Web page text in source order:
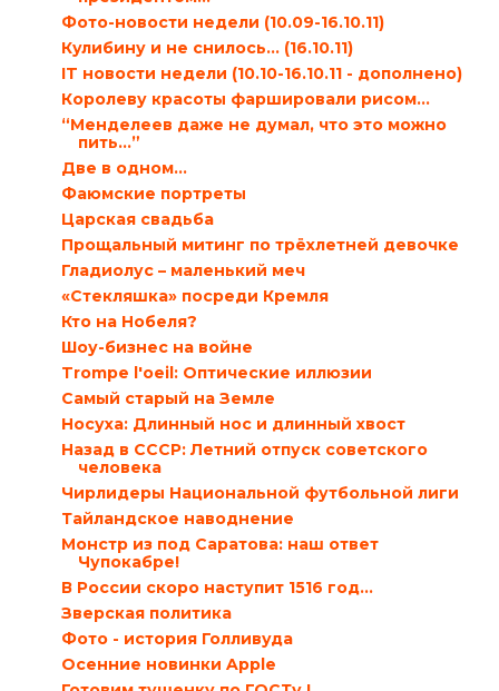
Фото-новости недели (10.09-16.10.11)
Кулибину и не снилось… (16.10.11)
IT новости недели (10.10-16.10.11 - дополнено)
Королеву красоты фаршировали рисом…
“Менделеев даже не думал, что это можно
пить…”
Две в одном…
Фаюмские портреты
Царская свадьба
Прощальный митинг по трёхлетней девочке
Гладиолус – маленький меч
«Стекляшка» посреди Кремля
Кто на Нобеля?
Шоу-бизнес на войне
Trompe l'oeil: Оптические иллюзии
Самый старый на Земле
Носуха: Длинный нос и длинный хвост
Назад в СССР: Летний отпуск советского
человека
Чирлидеры Национальной футбольной лиги
Тайландское наводнение
Монстр из под Саратова: наш ответ
Чупокабре!
В России скоро наступит 1516 год…
Зверская политика
Фото - история Голливуда
Осенние новинки Apple